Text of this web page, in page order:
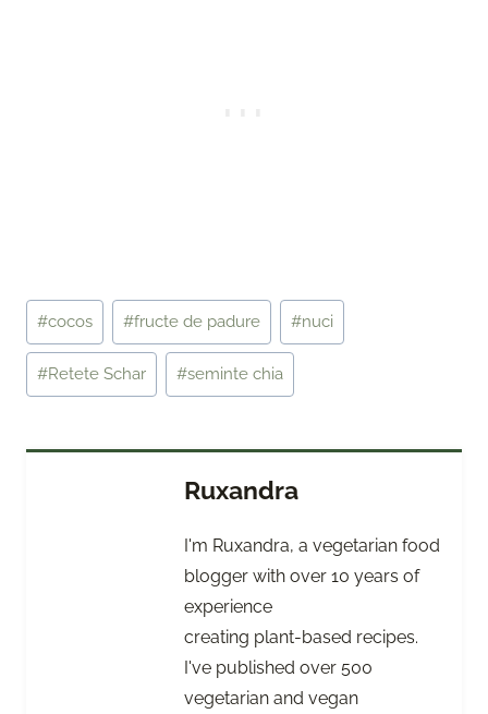
Post
Tags:
#cocos #fructe de padure #nuci
#Retete Schar #seminte chia
Ruxandra
I'm Ruxandra, a vegetarian food
blogger with over 10 years of
experience
creating plant-based recipes.
I've published over 500
vegetarian and vegan